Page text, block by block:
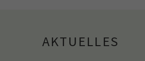
AKTUELLES